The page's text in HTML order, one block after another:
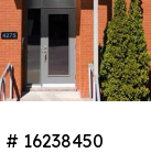
# 16238450